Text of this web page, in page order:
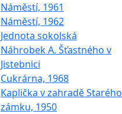
Náměstí, 1961
Náměstí, 1962
Jednota sokolská
Náhrobek A. Šťastného v
Jistebnici
Cukrárna, 1968
Kaplička v zahradě Starého
zámku, 1950